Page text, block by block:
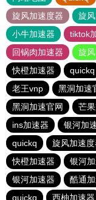
旋风加速度器
旋
小牛加速器
tiktok
回锅肉加速器
旋风
快橙加速器
quickq
老王vnp
黑洞加速
黑洞加速官网
芒
ins加速器
银河加
quickq
旋风加速度
快橙加速器
银河
银河加速器
酷通
quickq
西柚加速器